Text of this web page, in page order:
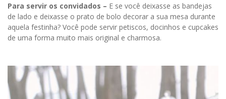
Para servir os convidados – E se você deixasse as bandejas
de lado e deixasse o prato de bolo decorar a sua mesa durante
aquela festinha? Você pode servir petiscos, docinhos e cupcakes
de uma forma muito mais original e charmosa.